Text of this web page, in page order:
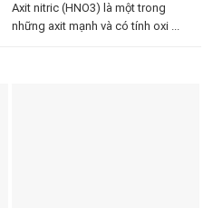
Axit nitric (HNO3) là một trong
những axit mạnh và có tính oxi ...